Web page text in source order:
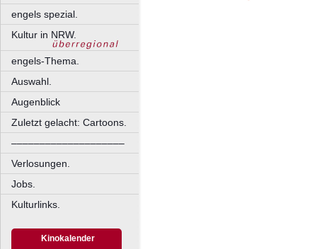
engels spezial.
Kultur in NRW.
engels-Thema.
Auswahl.
Augenblick
Zuletzt gelacht: Cartoons.
––––––––––––––––––––
Verlosungen.
Jobs.
Kulturlinks.
Kinokalender